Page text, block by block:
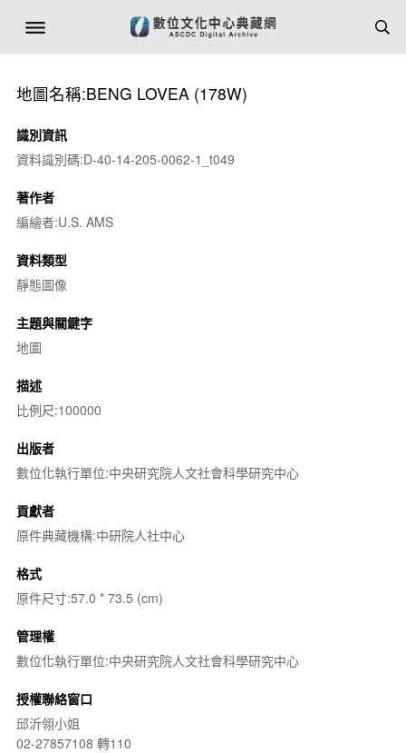
地圖名稱:BENG LOVEA (178W)
識別資訊
資料識別碼:D-40-14-205-0062-1_t049
著作者
編繪者:U.S. AMS
資料類型
靜態圖像
主題與關鍵字
地圖
描述
比例尺:100000
出版者
數位化執行單位:中央研究院人文社會科學研究中心
貢獻者
原件典藏機構:中研院人社中心
格式
原件尺寸:57.0 * 73.5 (cm)
管理權
數位化執行單位:中央研究院人文社會科學研究中心
授權聯絡窗口
邱沂翎小姐
02-27857108 轉110